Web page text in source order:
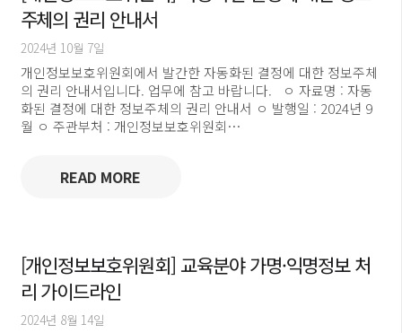
주체의 권리 안내서
2024년 10월 7일
개인정보보호위원회에서 발간한 자동화된 결정에 대한 정보주체
의 권리 안내서입니다. 업무에 참고 바랍니다. ㅇ 자료명 : 자동
화된 결정에 대한 정보주체의 권리 안내서 ㅇ 발행일 : 2024년 9
월 ㅇ 주관부처 : 개인정보보호위원회…
READ MORE
[개인정보보호위원회] 교육분야 가명·익명정보 처
리 가이드라인
2024년 8월 14일